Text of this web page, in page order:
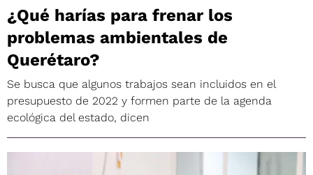
¿Qué harías para frenar los
problemas ambientales de
Querétaro?
Se busca que algunos trabajos sean incluidos en el
presupuesto de 2022 y formen parte de la agenda
ecológica del estado, dicen